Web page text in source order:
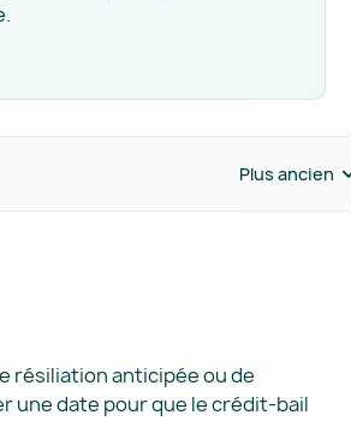
Réponses
Plus ancien
résiliation anticipée ou de
une date pour que le crédit-bail